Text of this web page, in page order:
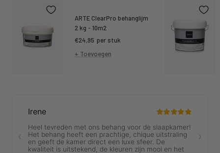
ARTE ClearPro behanglijm
2 kg - 10m2
Kortings
prijs
€24,95 per stuk
+ Toevoegen